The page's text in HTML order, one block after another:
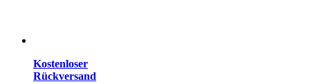
Kostenloser
Rückversand